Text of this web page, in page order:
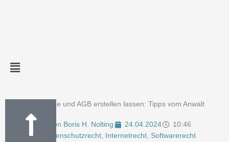
Main
Instagram
Phone-
alt
Envelope
Softwareverträge und AGB erstellen lassen: Tipps vom Anwalt
Von Boris H. Nolting 24.04.2024
10:46
Datenschutzrecht, Internetrecht, Softwarerecht